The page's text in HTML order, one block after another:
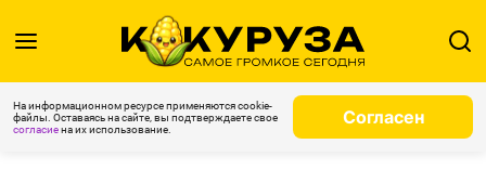
На информационном ресурсе применяются cookie-
файлы. Оставаясь на сайте, вы подтверждаете свое
согласиена их использование.
Согласен